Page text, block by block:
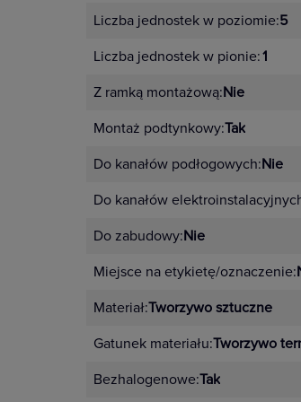
można stworzyć
Pastelowe
Nowoczesne
dopasowania,
znaki pozycji
powiększony
Liczba jednostek w poziomie:5
Liczba jednostek w pionie:1
Z ramką montażową:Nie
Montaż podtynkowy:Tak
Do kanałów podłogowych:Nie
Do kanałów
Do zabudowy:Nie
Miejsce na etykietę/oznaczenie:
Materiał:Tworzywo sztuczne
Gatunek materiału:Tworzywo
Bezhalogenowe:Tak